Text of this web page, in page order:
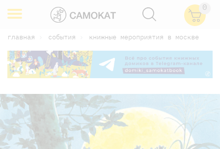
0
главная события книжные мероприятия в москве